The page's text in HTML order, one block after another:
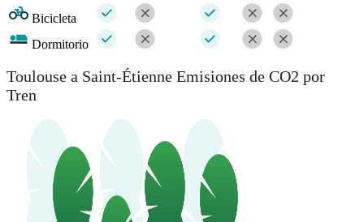
Bicicleta
Dormitorio
Toulouse a Saint-Étienne Emisiones de CO2 por
Tren